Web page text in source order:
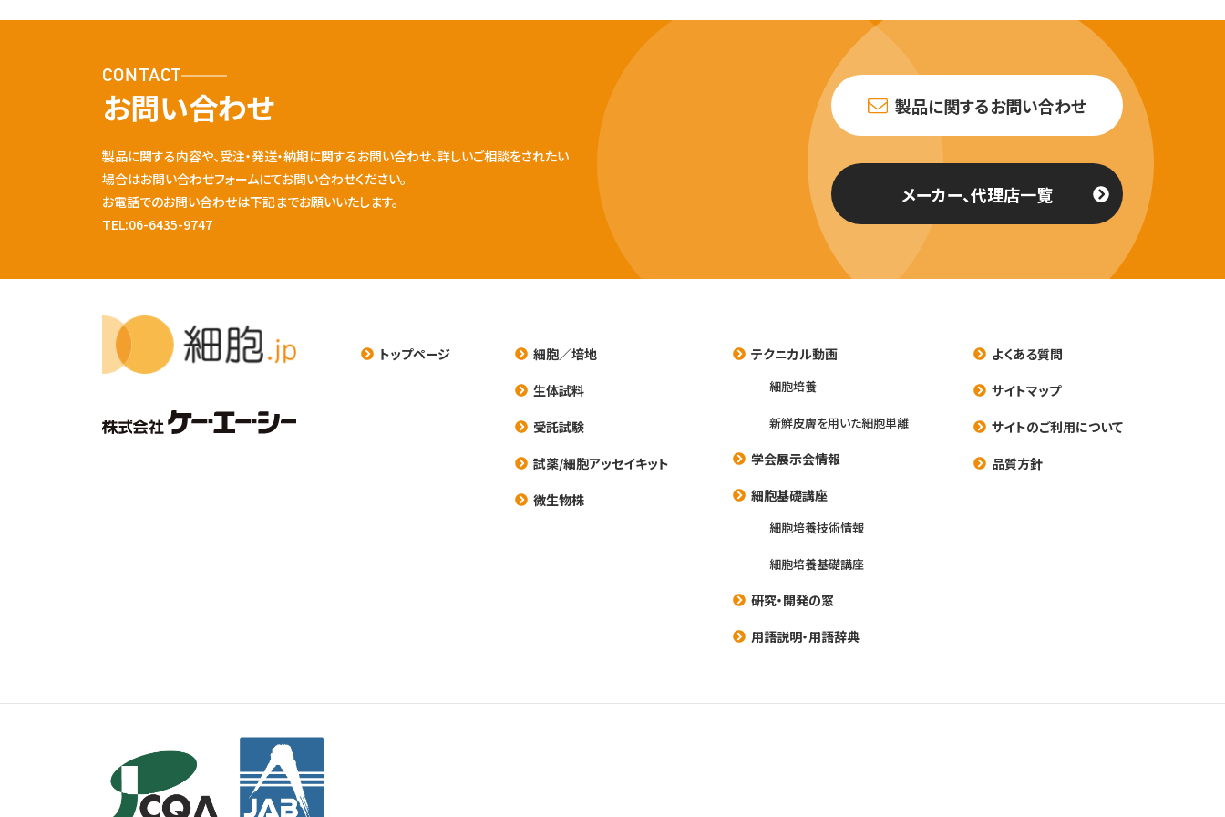
CONTACT
お問い合わせ
製品に関する内容や、受注・発送・納期に関するお問い合わせ、詳しいご相談をされたい
場合はお問い合わせフォームにてお問い合わせください。
お電話でのお問い合わせは下記までお願いいたします。
TEL:06-6435-9747
製品に関するお問い合わせ
メーカー、代理店一覧
トップページ
細胞／培地
生体試料
受託試験
試薬/細胞アッセイキット
微生物株
テクニカル動画
細胞培養
新鮮皮膚を用いた細胞単離
学会展示会情報
細胞基礎講座
細胞培養技術情報
細胞培養基礎講座
研究・開発の窓
用語説明・用語辞典
よくある質問
サイトマップ
サイトのご利用について
品質方針